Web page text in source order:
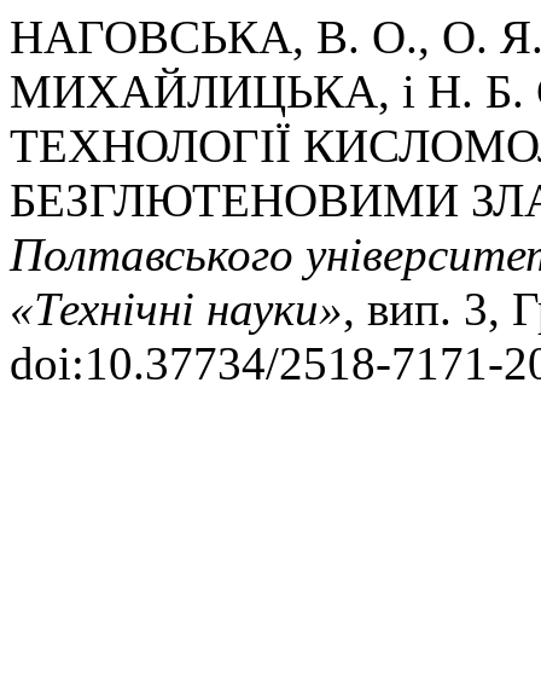
НАГОВСЬКА, В. О., О. Я.
МИХАЙЛИЦЬКА, і Н.
ТЕХНОЛОГІЇ
БЕЗГЛЮТЕНОВИМИ
Полтавського
«Технічні науки», вип. 3,
doi:10.37734/2518-7171-